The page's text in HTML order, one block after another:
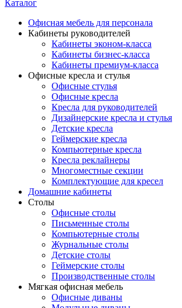
Каталог
Офисная мебель для персонала
Кабинеты руководителей
Кабинеты эконом-класса
Кабинеты бизнес-класса
Кабинеты премиум-класса
Офисные кресла и стулья
Офисные стулья
Офисные кресла
Кресла для руководителей
Дизайнерские кресла и стулья
Детские кресла
Геймерские кресла
Компьютерные кресла
Кресла реклайнеры
Многоместные секции
Комплектующие для кресел
Домашние кабинеты
Столы
Офисные столы
Письменные столы
Компьютерные столы
Журнальные столы
Детские столы
Геймерские столы
Производственные столы
Мягкая офисная мебель
Офисные диваны